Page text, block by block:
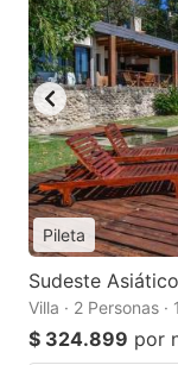
Pileta
Sudeste
Villa · 2 Personas
$ 324.899 por